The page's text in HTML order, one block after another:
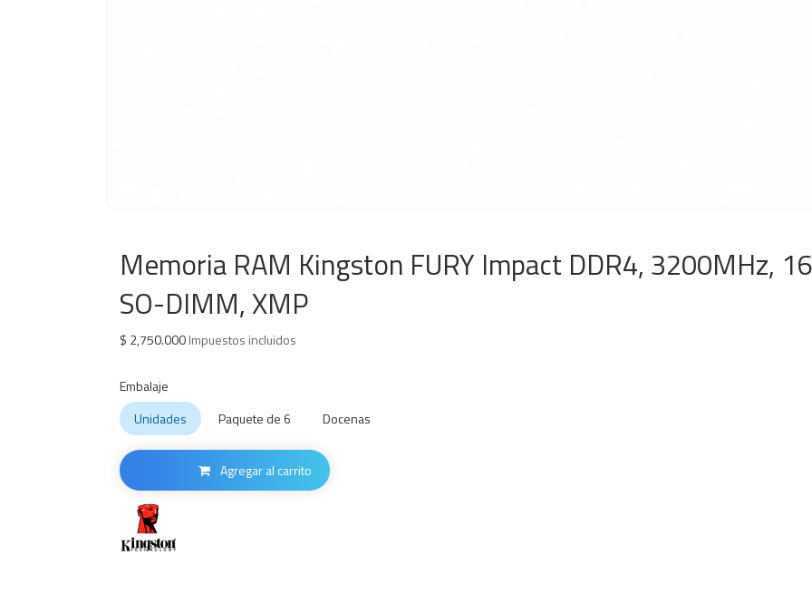
Memoria RAM Kingston FURY Impact DDR4, 3200MHz,
SO-DIMM, XMP
$ 2,750.000Impuestos incluidos
Embalaje
Unidades
Paquete de 6 Docenas
Agregar al carrito